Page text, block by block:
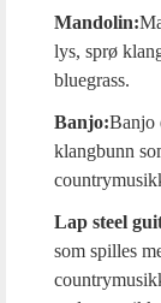
Mandolin:
lys, sprø
bluegrass.
Banjo:Banjo
klangbunn
Lap steel
som spilles